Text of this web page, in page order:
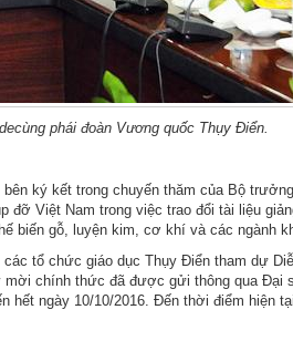
phái đoàn Vương quốc Thụy Điển.
ký kết trong chuyến thăm của Bộ
đỡ Việt Nam trong việc trao đổi tài liệu
biến gỗ, luyện kim, cơ khí và các ngành
tổ chức giáo dục Thụy Điển tham dự
mời chính thức đã được gửi thông qua Đại
hết ngày 10/10/2016. Đến thời điểm hiện